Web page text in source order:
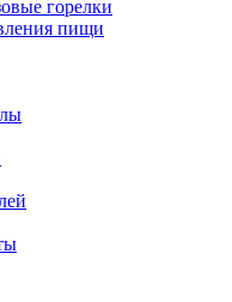
горелки
пищи